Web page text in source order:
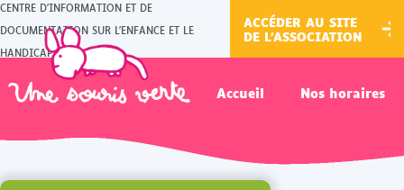
CENTRE D'INFORMATION ET DE
DOCUMENTATION SUR L'ENFANCE ET LE
HANDICAP
ACCÉDER AU SITE
DE L'ASSOCIATION
Accueil Nos horaires